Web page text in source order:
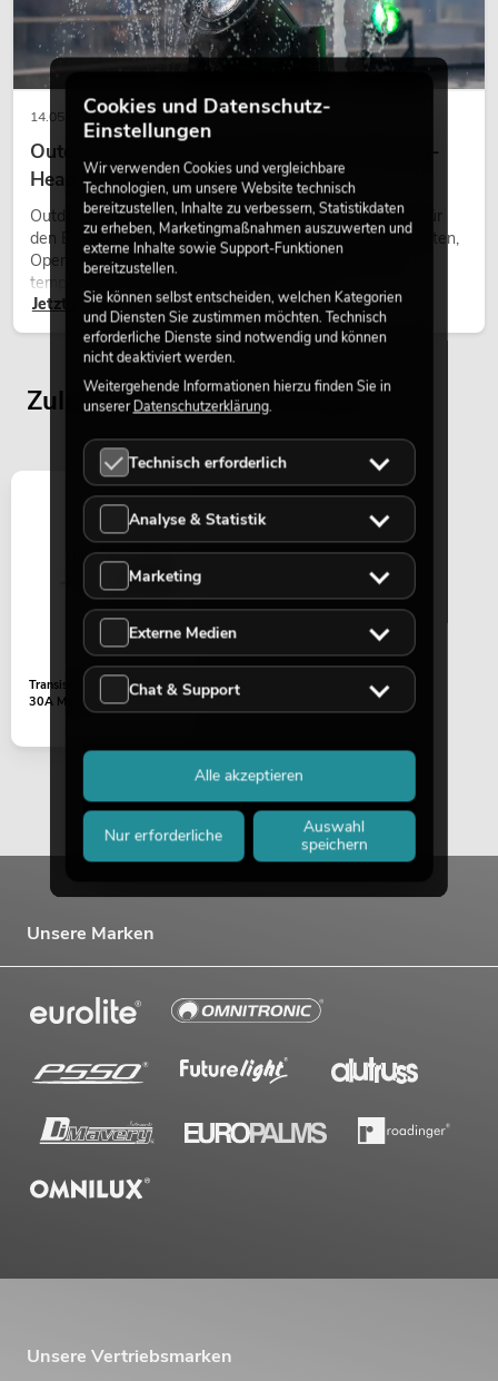
PSSO PA Set PRO M MK2
No. 20000457Artikel nicht mehr verfügbar
PSSO PA Set PRO L MK2
No. 20000458Artikel nicht mehr verfügbar
OMNITRONIC PAS MK3 Performer Set
No. 20000745
OMNITRONIC MA-120P ELA-
Mischverstärker
No. 80709622
269,00
14.05.2026
Outdoor Moving-Heads: Wetterfeste Moving-
Heads bei Events
Outdoor Moving-Heads sind bewegliche Scheinwerfer für
den Einsatz im Freien. Sie werden bei Festivals, Stadtfesten,
Open-Air-Konzerten, Architekturinszenierungen und
temporären Außeninstallationen eingesetzt.
Jetzt lesen
Zuletzt angesehene Artikel
Transistor IRFP250N 200V
30A Mosfet
Unsere Marken
Unsere Vertriebsmarken
Cookies und Datenschutz-
Einstellungen
Wir verwenden Cookies und vergleichbare
Technologien, um unsere Website technisch
bereitzustellen, Inhalte zu verbessern, Statistikdaten
zu erheben, Marketingmaßnahmen auszuwerten und
externe Inhalte sowie Support-Funktionen
bereitzustellen.
Sie können selbst entscheiden, welchen Kategorien
und Diensten Sie zustimmen möchten. Technisch
erforderliche Dienste sind notwendig und können
nicht deaktiviert werden.
Weitergehende Informationen hierzu finden Sie in
unsererDatenschutzerklärung.
Technisch erforderlich
Analyse & Statistik
Marketing
Externe Medien
Chat & Support
Nur erforderliche
Auswahl
speichern
Alle akzeptieren